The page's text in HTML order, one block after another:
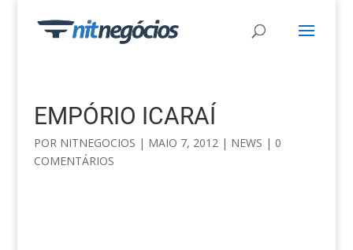
EMPÓRIO ICARAÍ
POR NITNEGOCIOS | MAIO 7, 2012| NEWS | 0
COMENTÁRIOS